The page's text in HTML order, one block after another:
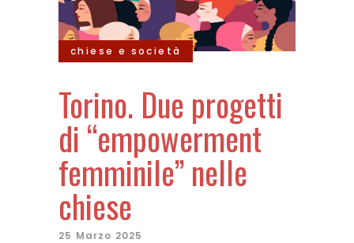
chiese e società
Torino. Due progetti
di “empowerment
femminile” nelle
chiese
25 Marzo 2025